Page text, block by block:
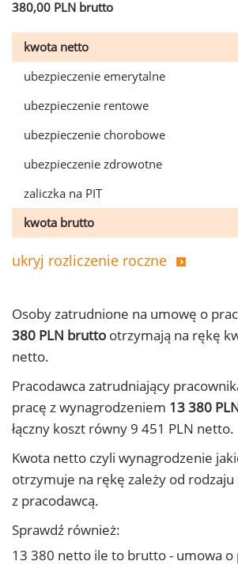
380,00 PLN brutto
kwota netto
ubezpieczenie emerytalne
ubezpieczenie rentowe
ubezpieczenie chorobowe
ubezpieczenie zdrowotne
zaliczka na PIT
kwota brutto
ukryj rozliczenie roczne
Osoby zatrudnione na umowę o
380 PLN brutto otrzymają na rękę
netto.
Pracodawca zatrudniający
pracę z wynagrodzeniem 13 380
łączny koszt równy 9 451 PLN netto.
Kwota netto czyli wynagrodzenie
otrzymuje na rękę zależy od
z pracodawcą.
Sprawdź również:
13 380 netto ile to brutto - umowa o